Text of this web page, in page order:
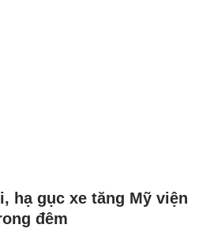
hạ gục xe tăng Mỹ viện
đêm